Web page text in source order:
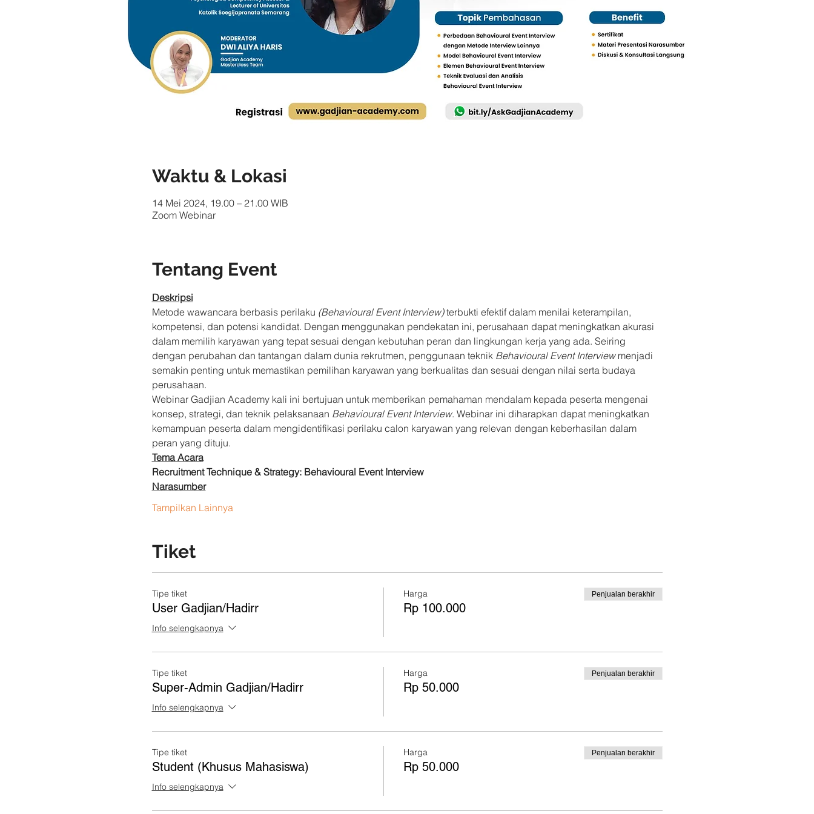
Waktu & Lokasi
14 Mei 2024, 19.00 – 21.00 WIB
Zoom Webinar
Tentang Event
Deskripsi
Metode wawancara berbasis perilaku (Behavioural Event Interview) terbukti efektif dalam menilai keterampilan,
kompetensi, dan potensi kandidat. Dengan menggunakan pendekatan ini, perusahaan dapat meningkatkan akurasi
dalam memilih karyawan yang tepat sesuai dengan kebutuhan peran dan lingkungan kerja yang ada. Seiring
dengan perubahan dan tantangan dalam dunia rekrutmen, penggunaan teknik Behavioural Event Interview menjadi
semakin penting untuk memastikan pemilihan karyawan yang berkualitas dan sesuai dengan nilai serta budaya
perusahaan.
Webinar Gadjian Academy kali ini bertujuan untuk memberikan pemahaman mendalam kepada peserta mengenai
konsep, strategi, dan teknik pelaksanaan Behavioural Event Interview. Webinar ini diharapkan dapat meningkatkan
kemampuan peserta dalam mengidentifikasi perilaku calon karyawan yang relevan dengan keberhasilan dalam
peran yang dituju.
Tema Acara
Recruitment Technique & Strategy: Behavioural Event Interview
Narasumber
Tampilkan Lainnya
Tiket
Tipe tiket
User Gadjian/Hadirr
Info selengkapnya
Harga
Rp 100.000
Penjualan berakhir
Tipe tiket
Super-Admin Gadjian/Hadirr
Info selengkapnya
Harga
Rp 50.000
Penjualan berakhir
Tipe tiket
Student (Khusus Mahasiswa)
Info selengkapnya
Harga
Rp 50.000
Penjualan berakhir